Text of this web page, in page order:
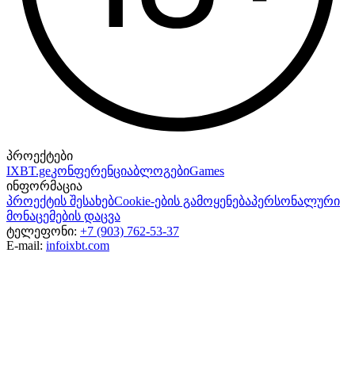
პროექტები
IXBT.geკონფერენციაბლოგებიGames
ინფორმაცია
პროექტის შესახებCookie-ების გამოყენებაპერსონალური
მონაცემების დაცვა
ტელეფონი: +7 (903) 762-53-37
E-mail: infoixbt.com